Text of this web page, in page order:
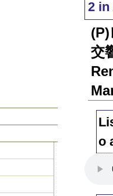
2 in
交
o